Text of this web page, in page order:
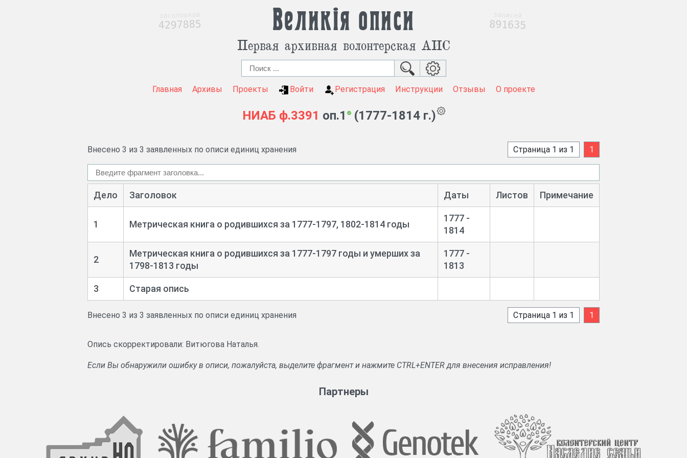
Великія описи
Первая архивная волонтерская АИС
Главная Архивы Проекты Войти Регистрация Инструкции Отзывы О проекте
НИАБ ф.3391 оп.1 (1777-1814 г.)
Внесено 3 из 3 заявленных по описи единиц хранения Страница 1 из 1 1
Дело Заголовок Даты Листов Примечание
1 Метрическая книга о родившихся за 1777-1797, 1802-1814 годы
1777 -
1814
2
Метрическая книга о родившихся за 1777-1797 годы и умерших за
1798-1813 годы
1777 -
1813
3 Старая опись
Внесено 3 из 3 заявленных по описи единиц хранения Страница 1 из 1 1
Опись скорректировали: Витюгова Наталья.
Если Вы обнаружили ошибку в описи, пожалуйста, выделите фрагмент и нажмите CTRL+ENTER для внесения исправления!
Партнеры
4297885 891635